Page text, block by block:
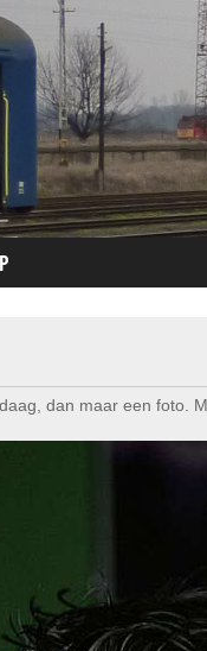
dan maar een foto.